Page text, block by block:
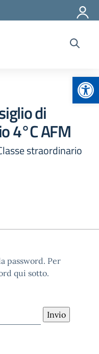
di
4°C AFM
straordinario
password. Per
qui sotto.